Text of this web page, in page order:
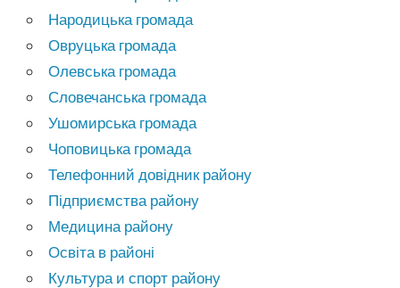
Народицька громада
Овруцька громада
Олевська громада
Словечанська громада
Ушомирська громада
Чоповицька громада
Телефонний довідник району
Підприємства району
Медицина району
Освіта в районі
Культура и спорт району